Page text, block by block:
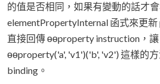
的值是否相同，如果有變動的話才
elementPropertyInternal 函式來更
直接回傳 ɵɵproperty instruction，
ɵɵproperty('a', 'v1')('b', 'v2') 這樣的
binding。